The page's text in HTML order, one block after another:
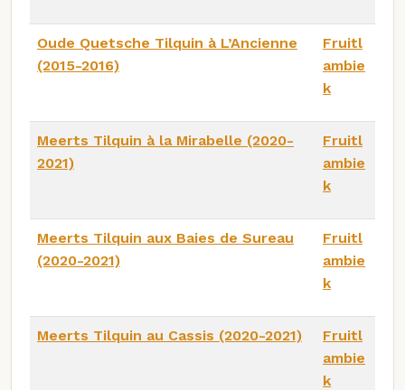
Oude Quetsche Tilquin à L’Ancienne
(2015-2016)
Fruitl
ambie
k
Meerts Tilquin à la Mirabelle (2020-
2021)
Fruitl
ambie
k
Meerts Tilquin aux Baies de Sureau
(2020-2021)
Fruitl
ambie
k
Meerts Tilquin au Cassis (2020-2021)
Fruitl
ambie
k